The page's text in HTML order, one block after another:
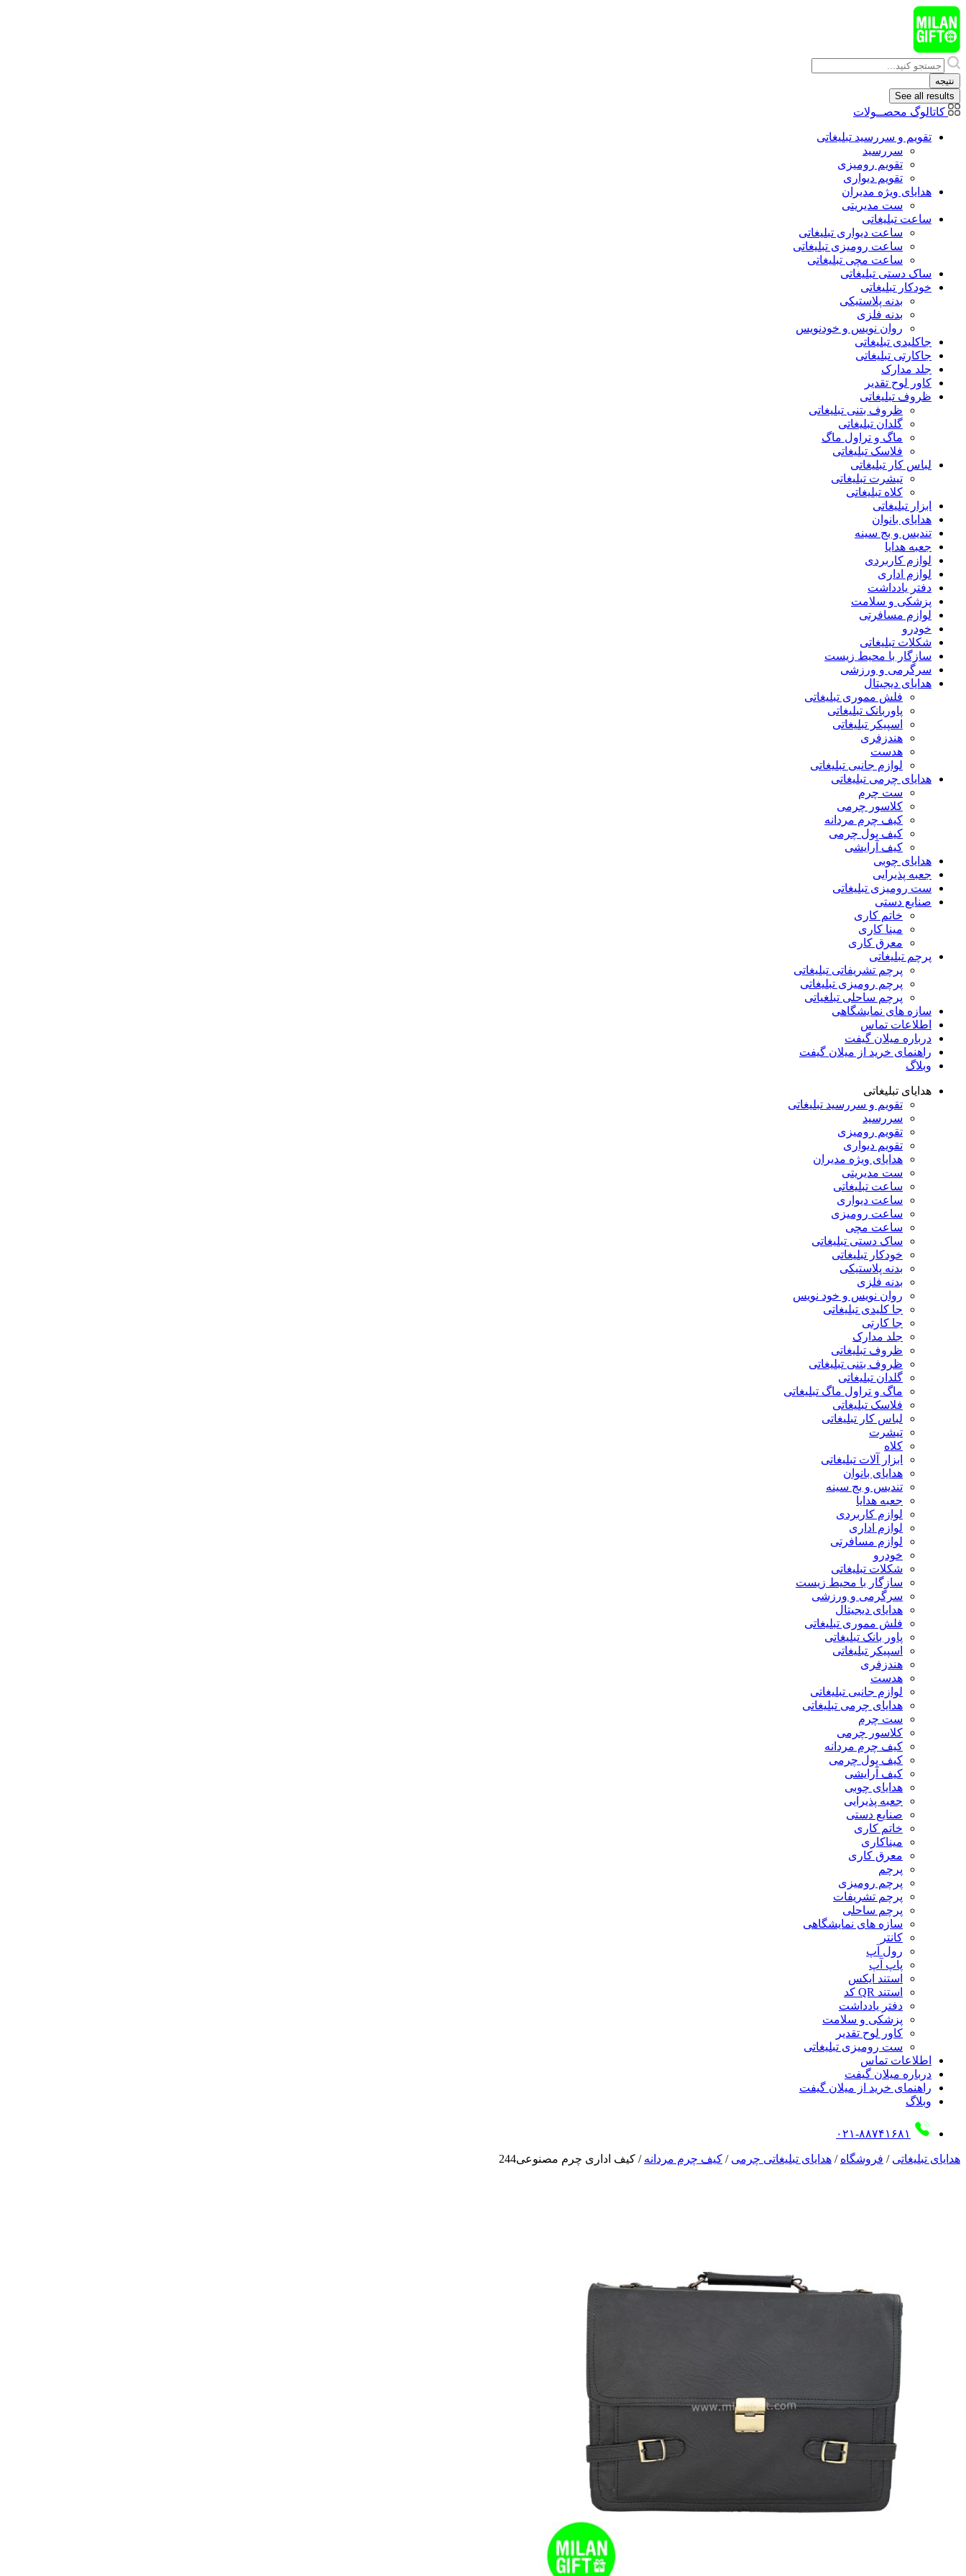
پرش
به
محتوا
Search
...
نتیجه
See all results
کاتالوگ محصــولات
تقویم و سررسید تبلیغاتی
سررسید
تقویم رومیزی
تقویم دیواری
هدایای ويژه مدیران
ست مدیریتی
ساعت تبلیغاتی
ساعت دیواری تبلیغاتی
ساعت رومیزی تبلیغاتی
ساعت مچی تبلیغاتی
ساک دستی تبلیغاتی
خودکار تبلیغاتی
بدنه پلاستیکی
بدنه فلزی
روان نویس و خودنویس
جاکلیدی تبلیغاتی
جاکارتی تبلیغاتی
جلد مدارک
کاور لوح تقدیر
ظروف تبلیغاتی
ظروف بتنی تبلیغاتی
گلدان تبلیغاتی
ماگ و تراول ماگ
فلاسک تبلیغاتی
لباس کار تبلیغاتی
تیشرت تبلیغاتی
کلاه تبلیغاتی
ابزار تبلیغاتی
هدایای بانوان
تندیس و بج سینه
جعبه هدایا
لوازم کاربردی
لوازم اداری
دفتر یادداشت
پزشکی و سلامت
لوازم مسافرتی
خودرو
شکلات تبلیغاتی
سازگار با محیط زیست
سرگرمی و ورزشی
هدایای دیجیتال
فلش مموری تبلیغاتی
پاوربانک تبلیغاتی
اسپیکر تبلیغاتی
هندزفری
هدست
لوازم جانبی تبلیغاتی
هدایای چرمی تبلیغاتی
ست چرم
کلاسور چرمی
کیف چرم مردانه
کیف پول چرمی
کیف آرایشی
هدایای چوبی
جعبه پذیرایی
ست رومیزی تبلیغاتی
صنایع دستی
خاتم کاری
مینا کاری
معرق کاری
پرچم تبلیغاتی
پرچم تشریفاتی تبلیغاتی
پرچم رومیزی تبلیغاتی
پرچم ساحلی تبلغیاتی
سازه های نمایشگاهی
اطلاعات تماس
درباره میلان گیفت
راهنمای خرید از میلان گیفت
وبلاگ
هدایای تبلیغاتی
تقویم و سررسید تبلیغاتی
سررسید
تقویم رومیزی
تقویم دیواری
هدایای ویژه مدیران
ست مدیریتی
ساعت تبلیغاتی
ساعت دیواری
ساعت رومیزی
ساعت مچی
ساک دستی تبلیغاتی
خودکار تبلیغاتی
بدنه پلاستیکی
بدنه فلزی
روان نویس و خود نویس
جا کلیدی تبلیغاتی
جا کارتی
جلد مدارک
ظروف تبلیغاتی
ظروف بتنی تبلیغاتی
گلدان تبلیغاتی
ماگ و تراول ماگ تبلیغاتی
فلاسک تبلیغاتی
لباس کار تبلیغاتی
تیشرت
کلاه
ابزار آلات تبلیغاتی
هدایای بانوان
تندیس و بج سینه
جعبه هدایا
لوازم کاربردی
لوازم اداری
لوازم مسافرتی
خودرو
شکلات تبلیغاتی
سازگار با محیط زیست
سرگرمی و ورزشی
هدایای دیجیتال
فلش مموری تبلیغاتی
پاور بانک تبلیغاتی
اسپیکر تبلیغاتی
هندزفری
هدست
لوازم جانبی تبلیغاتی
هدایای چرمی تبلیغاتی
ست چرم
کلاسور چرمی
کیف چرم مردانه
کیف پول چرمی
کیف آرایشی
هدایای چوبی
جعبه پذیرایی
صنایع دستی
خاتم کاری
میناکاری
معرق کاری
پرچم
پرچم رومیزی
پرچم تشریفات
پرچم ساحلی
سازه های نمایشگاهی
کانتر
رول آپ
پاپ آپ
استند ایکس
استند QR کد
دفتر یادداشت
پزشکی و سلامت
کاور لوح تقدیر
ست رومیزی تبلیغاتی
اطلاعات تماس
درباره میلان گیفت
راهنمای خرید از میلان گیفت
وبلاگ
۰۲۱-۸۸۷۴۱۶۸۱
هدایای تبلیغاتی / فروشگاه / هدایای تبلیغاتی چرمی / کیف چرم مردانه / کیف اداری چرم مصنوعی244